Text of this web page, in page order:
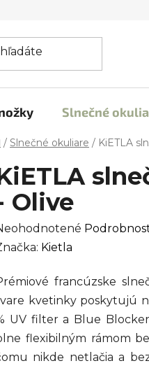
Slnečné
Domov
/ Slnečné okuliare / KiETLA
Olive
Kietla
francúzske
kvetinky poskytujú
UV filter a Blue
flexibilným rámom
nikde netlačia a